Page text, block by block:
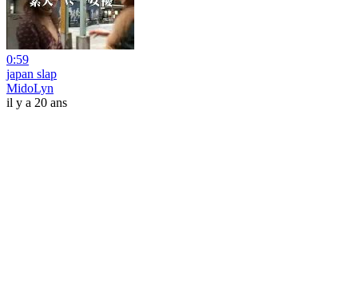
0:59
japan slap
MidoLyn
il y a 20 ans